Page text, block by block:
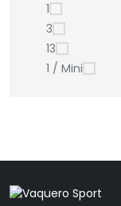
1
3
13
1 / Mini